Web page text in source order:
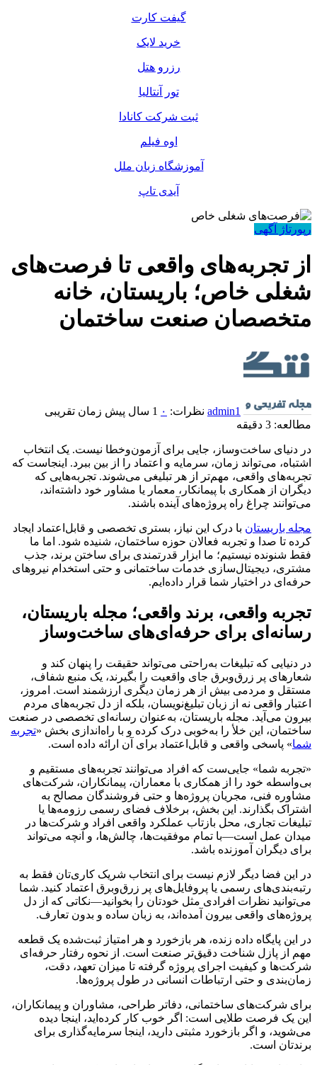
گیفت کارت
خرید لایک
رزرو هتل
تور آنتالیا
ثبت شرکت کانادا
اوه فیلم
آموزشگاه زبان ملل
آیدی تاپ
رپورتاژ آگهی
از تجربه‌های واقعی تا فرصت‌های
شغلی خاص؛ باریستان، خانه
متخصصان صنعت ساختمان
admin1 نظرات: ۰ 1 سال پیش
زمان تقریبی
مطالعه: 3 دقیقه
در دنیای ساخت‌وساز، جایی برای آزمون‌وخطا نیست. یک انتخاب
اشتباه، می‌تواند زمان، سرمایه و اعتماد را از بین ببرد. اینجاست که
تجربه‌های واقعی، مهم‌تر از هر تبلیغی می‌شوند. تجربه‌هایی که
دیگران از همکاری با پیمانکار، معمار یا مشاور خود داشته‌اند،
می‌توانند چراغ راه پروژه‌های آینده باشند.
مجله باریستان با درک این نیاز، بستری تخصصی و قابل‌اعتماد ایجاد
کرده تا صدا و تجربه فعالان حوزه ساختمان، شنیده شود. اما ما
فقط شنونده نیستیم؛ ما ابزار قدرتمندی برای ساختن برند، جذب
مشتری، دیجیتال‌سازی خدمات ساختمانی و حتی استخدام نیروهای
حرفه‌ای در اختیار شما قرار داده‌ایم.
تجربه واقعی، برند واقعی؛ مجله باریستان،
رسانه‌ای برای حرفه‌ای‌های ساخت‌وساز
در دنیایی که تبلیغات به‌راحتی می‌تواند حقیقت را پنهان کند و
شعارهای پر زرق‌وبرق جای واقعیت را بگیرند، یک منبع شفاف،
مستقل و مردمی بیش از هر زمان دیگری ارزشمند است. امروز،
اعتبار واقعی نه از زبان تبلیغ‌نویسان، بلکه از دل تجربه‌های مردم
بیرون می‌آید. مجله باریستان، به‌عنوان رسانه‌ای تخصصی در صنعت
ساختمان، این خلأ را به‌خوبی درک کرده و با راه‌اندازی بخش «تجربه
شما» پاسخی واقعی و قابل‌اعتماد برای آن ارائه داده است.
«تجربه شما» جایی‌ست که افراد می‌توانند تجربه‌های مستقیم و
بی‌واسطه خود را از همکاری با معماران، پیمانکاران، شرکت‌های
مشاوره فنی، مجریان پروژه‌ها و حتی فروشندگان مصالح به
اشتراک بگذارند. این بخش، برخلاف فضای رسمی رزومه‌ها یا
تبلیغات تجاری، محل بازتاب عملکرد واقعی افراد و شرکت‌ها در
میدان عمل است—با تمام موفقیت‌ها، چالش‌ها، و آنچه می‌تواند
برای دیگران آموزنده باشد.
در این فضا دیگر لازم نیست برای انتخاب شریک کاری‌تان فقط به
رتبه‌بندی‌های رسمی یا پروفایل‌های پر زرق‌وبرق اعتماد کنید. شما
می‌توانید نظرات افرادی مثل خودتان را بخوانید—نکاتی که از دل
پروژه‌های واقعی بیرون آمده‌اند، به زبان ساده و بدون تعارف.
در این پایگاه داده زنده، هر بازخورد و هر امتیاز ثبت‌شده یک قطعه
مهم از پازل شناخت دقیق‌تر صنعت است. از نحوه رفتار حرفه‌ای
شرکت‌ها و کیفیت اجرای پروژه گرفته تا میزان تعهد، دقت،
زمان‌بندی و حتی ارتباطات انسانی در طول پروژه‌ها.
برای شرکت‌های ساختمانی، دفاتر طراحی، مشاوران و پیمانکاران،
این یک فرصت طلایی است: اگر خوب کار کرده‌اید، اینجا دیده
می‌شوید، و اگر بازخورد مثبتی دارید، اینجا سرمایه‌گذاری برای
برندتان است.